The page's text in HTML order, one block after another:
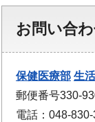
お問い合
保健医療部 生
郵便番号330-
電話：048-